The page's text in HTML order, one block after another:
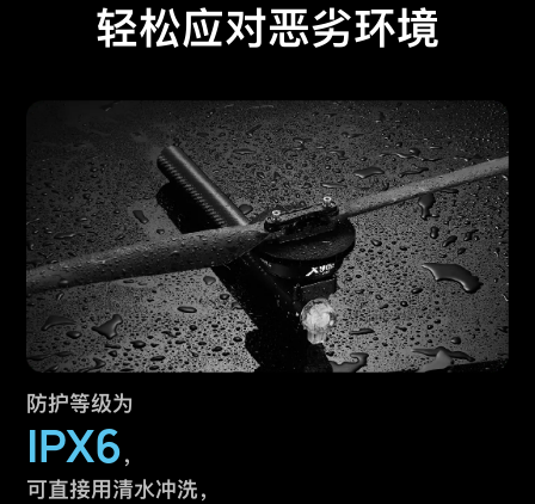
轻松应对恶劣环境
防护等级为
IPX6，
可直接用清水冲洗，